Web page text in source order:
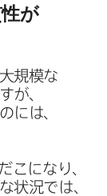
が​
規模な​
が、​
には、​
こに​なり、​
状況では、​